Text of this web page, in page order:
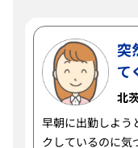
突
て
北
早朝に出勤しよう
クしているのに気